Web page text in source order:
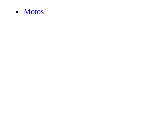
Motos